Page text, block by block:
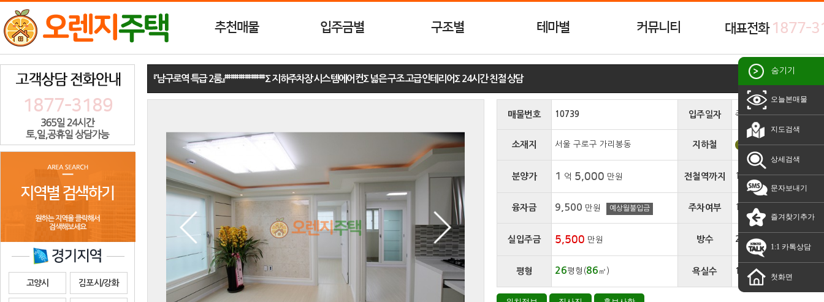
추천매물 입주금별 구조별 테마별 커뮤니티 대표전화 1877-
1877-3189
고양시 김포시/강화
숨기기
오늘본매물
지도검색
상세검색
문자보내기
즐겨찾기추가
1:1 카톡상담
첫화면
『남구로역 특급 2룸』‡‡‡‡‡‡‡‡‡‡‡‡‡‡‡‡‡‡‡‡∑ 지하주차장 시스템에어컨∑ 넓은 구조 고급인테리어∑ 24시간 친절 상담
매물번호 10739 입주일자 즉시입주
소재지 서울 구로구 가리봉동 지하철 7호선 남구로역
분양가 1 억 5,000 만원 전철역까지 10분
융자금 9,500 만원 예상월불입금 주차여부 100%
실입주금 5,500 만원 방수 2 개
평형 26평형(86 ㎡) 욕실수 1 개